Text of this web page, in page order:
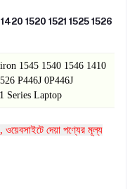
1520 1521 1525 1526
1545 1540 1546 1410
P446J 0P446J
Series Laptop
ওয়েবসাইটে দেয়া পণ্যের মূল্য